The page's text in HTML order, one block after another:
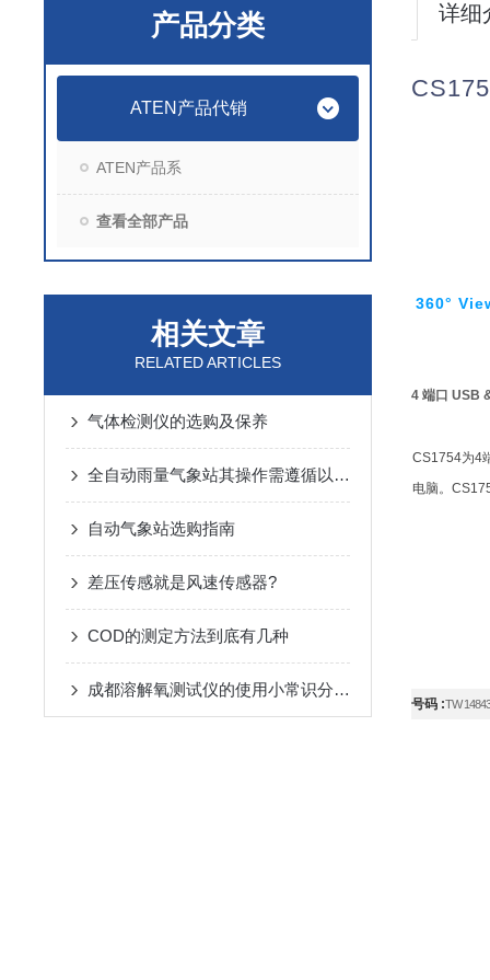
产品分类
ATEN产品代销
ATEN产品系
查看全部产品
相关文章
RELATED ARTICLES
气体检测仪的选购及保养
全自动雨量气象站其操作需遵循以下步骤
自动气象站选购指南
差压传感就是风速传感器?
COD的测定方法到底有几种
成都溶解氧测试仪的使用小常识分别是什么？
详细
CS
360°
4 端口 USB
CS1754为4
电脑。
号码 :TW